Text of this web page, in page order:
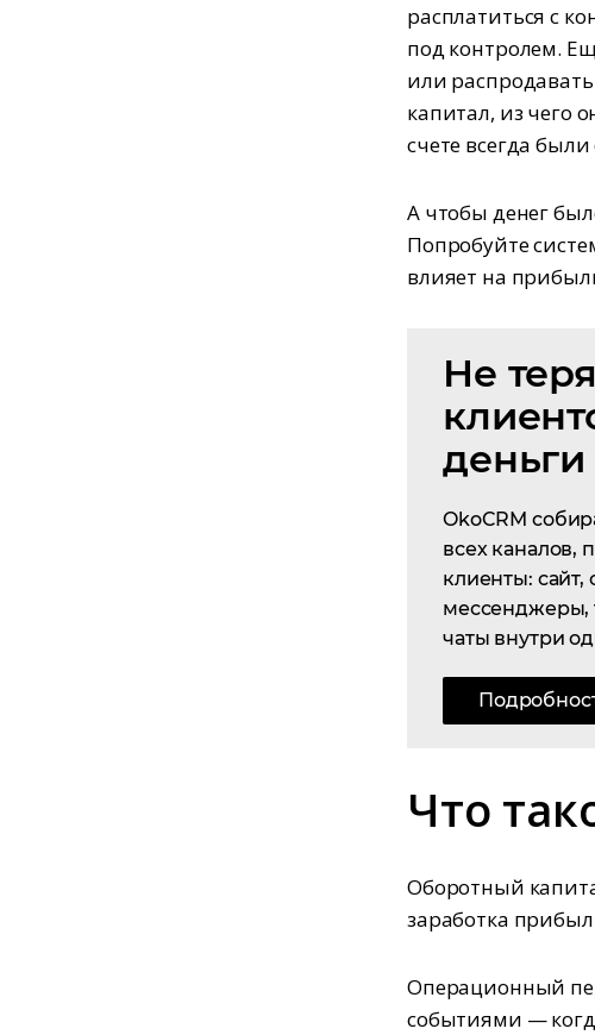
расплатиться с
под контролем.
или
капитал, из чего
счете всегда были
А чтобы денег
Попробуйте
влияет на
Не
деньги
OkoCRM
всех каналов,
клиенты: сайт,
мессенджеры,
чаты внутри
Что
Оборотный
заработка
Операционный
событиями —